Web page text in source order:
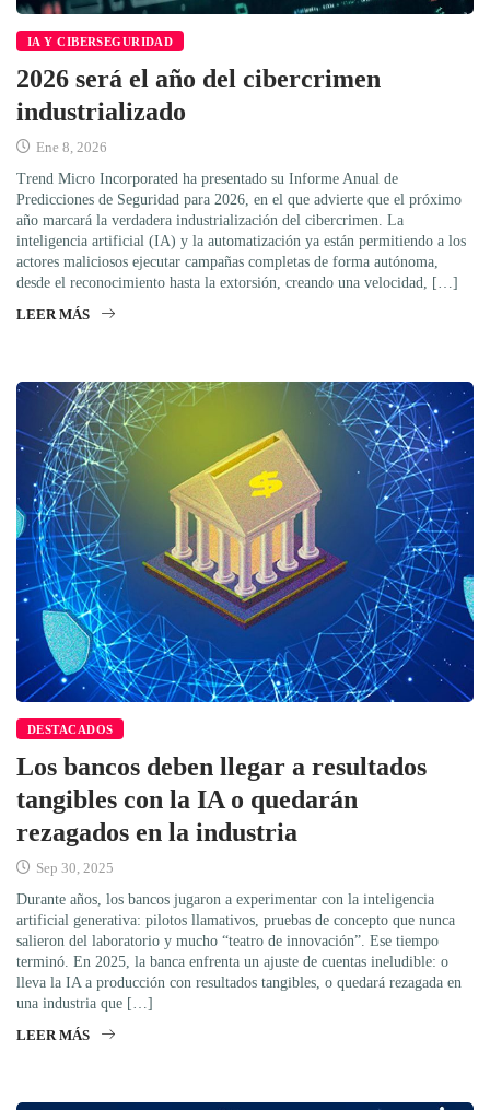
IA Y CIBERSEGURIDAD
2026 será el año del cibercrimen
industrializado
Ene 8, 2026
Trend Micro Incorporated ha presentado su Informe Anual de
Predicciones de Seguridad para 2026, en el que advierte que el próximo
año marcará la verdadera industrialización del cibercrimen. La
inteligencia artificial (IA) y la automatización ya están permitiendo a los
actores maliciosos ejecutar campañas completas de forma autónoma,
desde el reconocimiento hasta la extorsión, creando una velocidad, […]
LEER MÁS
DESTACADOS
Los bancos deben llegar a resultados
tangibles con la IA o quedarán
rezagados en la industria
Sep 30, 2025
Durante años, los bancos jugaron a experimentar con la inteligencia
artificial generativa: pilotos llamativos, pruebas de concepto que nunca
salieron del laboratorio y mucho “teatro de innovación”. Ese tiempo
terminó. En 2025, la banca enfrenta un ajuste de cuentas ineludible: o
lleva la IA a producción con resultados tangibles, o quedará rezagada en
una industria que […]
LEER MÁS